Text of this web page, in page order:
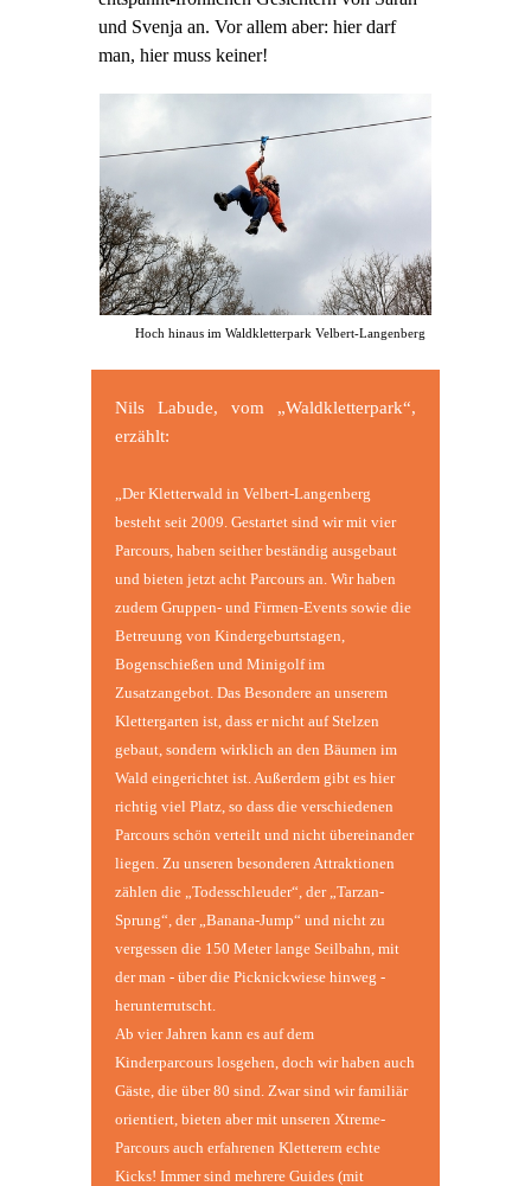
und Svenja an. Vor allem aber: hier darf
man, hier muss keiner!
Hoch hinaus im Waldkletterpark Velbert-Langenberg
Nils Labude, vom „Waldkletterpark“,
erzählt:
„Der Kletterwald in Velbert-Langenberg
besteht seit 2009. Gestartet sind wir mit vier
Parcours, haben seither beständig ausgebaut
und bieten jetzt acht Parcours an. Wir haben
zudem Gruppen- und Firmen-Events sowie die
Betreuung von Kindergeburtstagen,
Bogenschießen und Minigolf im
Zusatzangebot. Das Besondere an unserem
Klettergarten ist, dass er nicht auf Stelzen
gebaut, sondern wirklich an den Bäumen im
Wald eingerichtet ist. Außerdem gibt es hier
richtig viel Platz, so dass die verschiedenen
Parcours schön verteilt und nicht übereinander
liegen. Zu unseren besonderen Attraktionen
zählen die „Todesschleuder“, der „Tarzan-
Sprung“, der „Banana-Jump“ und nicht zu
vergessen die 150 Meter lange Seilbahn, mit
der man - über die Picknickwiese hinweg -
herunterrutscht.
Ab vier Jahren kann es auf dem
Kinderparcours losgehen, doch wir haben auch
Gäste, die über 80 sind. Zwar sind wir familiär
orientiert, bieten aber mit unseren Xtreme-
Parcours auch erfahrenen Kletterern echte
Kicks! Immer sind mehrere Guides (mit